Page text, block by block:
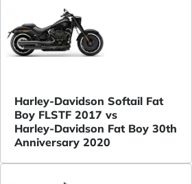
Harley-Davidson Softail Fat
Boy FLSTF 2017 vs
Harley-Davidson Fat Boy 30th
Anniversary 2020